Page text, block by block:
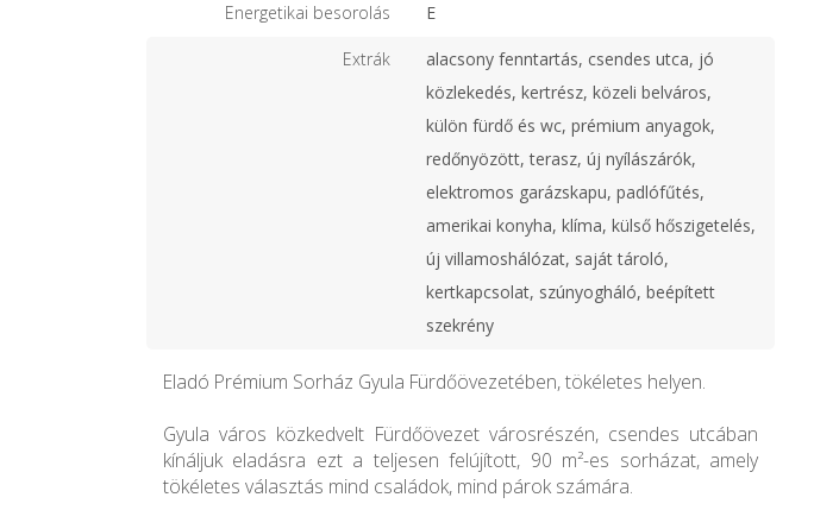
Energetikai besorolás E
Extrák
alacsony fenntartás, csendes utca, jó
közlekedés, kertrész, közeli belváros,
külön fürdő és wc, prémium anyagok,
redőnyözött, terasz, új nyílászárók,
elektromos garázskapu, padlófűtés,
amerikai konyha, klíma, külső hőszigetelés,
új villamoshálózat, saját tároló,
kertkapcsolat, szúnyogháló, beépített
szekrény
Eladó Prémium Sorház Gyula Fürdőövezetében, tökéletes helyen.
Gyula város közkedvelt Fürdőövezet városrészén, csendes utcában
kínáljuk eladásra ezt a teljesen felújított, 90 m²-es sorházat, amely
tökéletes választás mind családok, mind párok számára.